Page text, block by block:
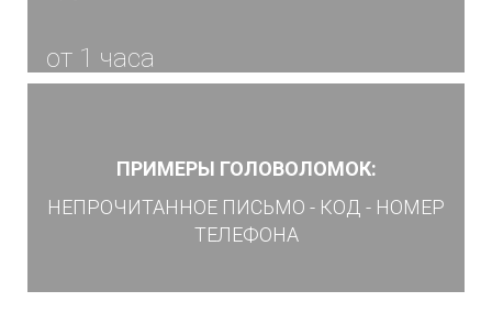
от 1 часa
ПРИМЕРЫ ГОЛОВОЛОМОК:
НЕПРОЧИТАННОЕ ПИСЬМО - КОД - НОМЕР
ТЕЛЕФОНА